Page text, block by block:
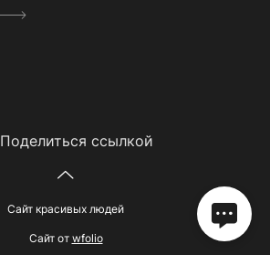
Поделиться ссылкой
Сайт красивых людей
Сайт от wfolio